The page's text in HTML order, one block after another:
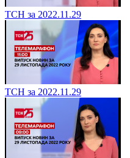
ТСН за 2022.11.29
ТСН за 2022.11.29